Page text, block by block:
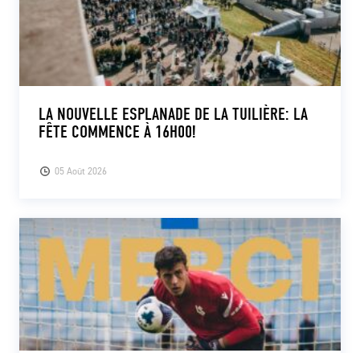
05 Août 2026
LA NOUVELLE ESPLANADE DE LA TUILIÈRE: LA
FÊTE COMMENCE À 16H00!